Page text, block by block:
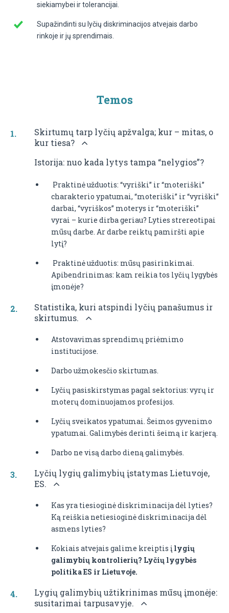
siekiamybei ir tolerancijai.
Supažindinti su lyčių diskriminacijos atvejais darbo
rinkoje ir jų sprendimais.
Temos
Skirtumų tarp lyčių apžvalga; kur – mitas, o
kur tiesa?
Istorija: nuo kada lytys tampa “nelygios”?
 Praktinė užduotis: “vyriški” ir “moteriški”
charakterio ypatumai, “moteriški” ir “vyriški”
darbai, “vyriškos” moterys ir “moteriški”
vyrai – kurie dirba geriau? Lyties strereotipai
mūsų darbe. Ar darbe reiktų pamiršti apie
lytį?
 Praktinė užduotis: mūsų pasirinkimai.
Apibendrinimas: kam reikia tos lyčių lygybės
įmonėje?
Statistika, kuri atspindi lyčių panašumus ir
skirtumus.
Atstovavimas sprendimų priėmimo
institucijose.
Darbo užmokesčio skirtumas.
Lyčių pasiskirstymas pagal sektorius: vyrų ir
moterų dominuojamos profesijos.
Lyčių sveikatos ypatumai. Šeimos gyvenimo
ypatumai. Galimybės derinti šeimą ir karjerą.
Darbo ne visą darbo dieną galimybės.
Lyčių lygių galimybių įstatymas Lietuvoje,
ES.
Kas yra tiesioginė diskriminacija dėl lyties?
Ką reiškia netiesioginė diskriminacija dėl
asmens lyties?
Kokiais atvejais galime kreiptis į lygių
galimybių kontrolierių? Lyčių lygybės
politika ES ir Lietuvoje.
Lygių galimybių užtikrinimas mūsų įmonėje:
susitarimai tarpusavyje.